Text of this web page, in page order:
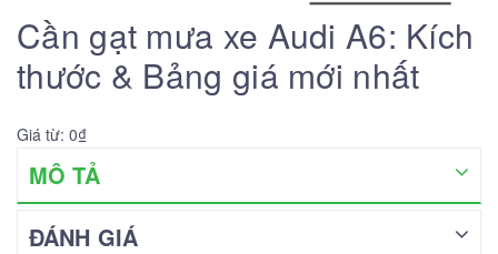
Cần gạt mưa xe Audi A6: Kích
thước & Bảng giá mới nhất
Giá từ: 0₫
MÔ TẢ
ĐÁNH GIÁ